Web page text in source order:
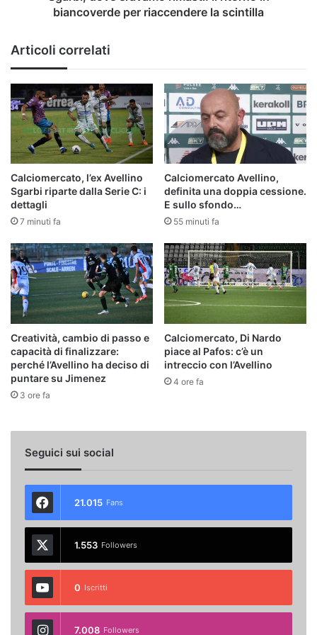
biancoverde per riaccendere la scintilla
Articoli correlati
Calciomercato, l’ex Avellino
Sgarbi riparte dalla Serie C: i
dettagli
7 minuti fa
Calciomercato Avellino,
definita una doppia cessione.
E sullo sfondo…
55 minuti fa
Creatività, cambio di passo e
capacità di finalizzare:
perché l’Avellino ha deciso di
puntare su Jimenez
3 ore fa
Calciomercato, Di Nardo
piace al Pafos: c’è un
intreccio con l’Avellino
4 ore fa
Seguici sui social
21.015 Fans
1.553 Followers
0 Iscritti
7.008 Followers